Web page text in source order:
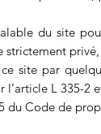
du site
strictement
site par
l’article L 335-
du Code de